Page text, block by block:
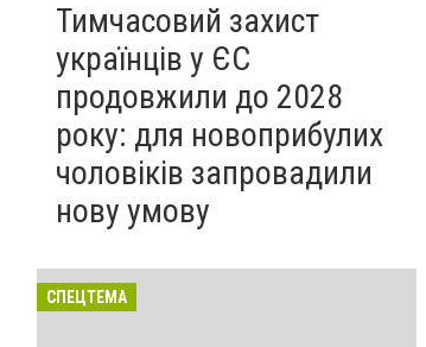
Тимчасовий захист
українців у ЄС
продовжили до 2028
року: для новоприбулих
чоловіків запровадили
нову умову
СПЕЦТЕМА